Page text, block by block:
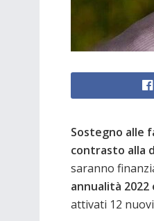
Sostegno alle
contrasto alla
saranno
annualità 2022
attivati 12